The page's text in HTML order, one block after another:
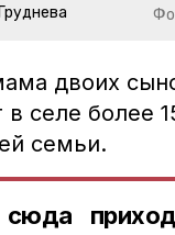
двоих
в селе более
семьи.